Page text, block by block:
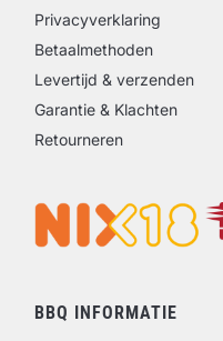
Privacyverklaring
Betaalmethoden
Levertijd & verzenden
Garantie & Klachten
Retourneren
BBQ INFORMATIE